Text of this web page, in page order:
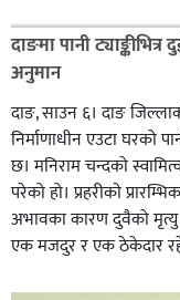
दाङमा पानी
अनुमान
दाङ, साउन ६। दाङ
निर्माणाधीन एउटा घरको
छ। मनिराम चन्दको
परेको हो। प्रहरीकाे
अभावका कारण दुवैको
एक मजदुर र एक ठेकेदार